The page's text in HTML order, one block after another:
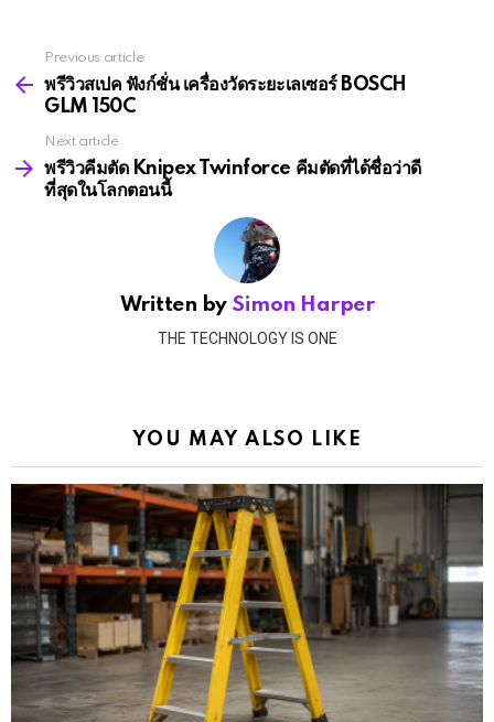
more
Previous article
พรีวิวสเปค ฟังก์ชั่น เครื่องวัดระยะเลเซอร์ BOSCH
GLM 150C
Next article
พรีวิวคีมตัด Knipex Twinforce คีมตัดที่ได้ชื่อว่าดี
ที่สุดในโลกตอนนี้
Written by Simon Harper
THE TECHNOLOGY IS ONE
YOU MAY ALSO LIKE